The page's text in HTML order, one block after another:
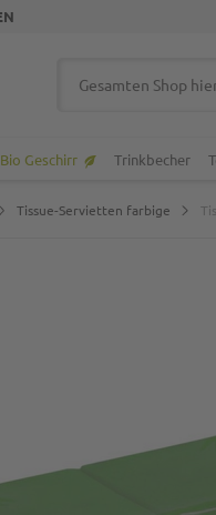
Geschirr Trinkbecher
Tissue-Servietten farbige